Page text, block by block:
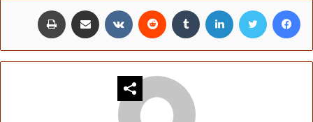
فيسبوك تويتر لينكدإن مشاركة عبر البريد